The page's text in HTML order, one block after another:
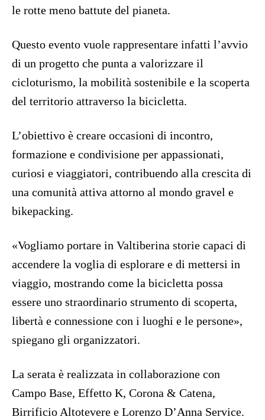
le rotte meno battute del pianeta.
Questo evento vuole rappresentare infatti l’avvio
di un progetto che punta a valorizzare il
cicloturismo, la mobilità sostenibile e la scoperta
del territorio attraverso la bicicletta.
L’obiettivo è creare occasioni di incontro,
formazione e condivisione per appassionati,
curiosi e viaggiatori, contribuendo alla crescita di
una comunità attiva attorno al mondo gravel e
bikepacking.
«Vogliamo portare in Valtiberina storie capaci di
accendere la voglia di esplorare e di mettersi in
viaggio, mostrando come la bicicletta possa
essere uno straordinario strumento di scoperta,
libertà e connessione con i luoghi e le persone»,
spiegano gli organizzatori.
La serata è realizzata in collaborazione con
Campo Base, Effetto K, Corona & Catena,
Birrificio Altotevere e Lorenzo D’Anna Service.